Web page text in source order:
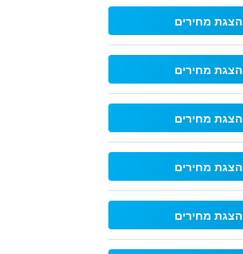
הצגת מחירים
הצגת מחירים
הצגת מחירים
הצגת מחירים
הצגת מחירים